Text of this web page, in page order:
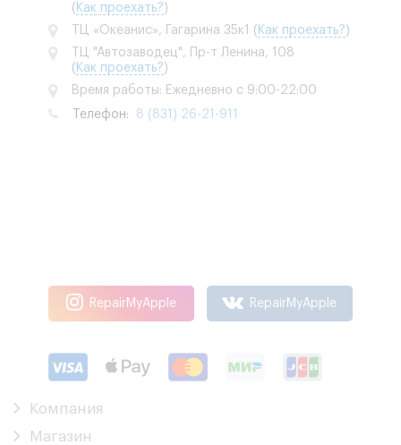
( Как проехать? )
ТЦ «Океанис», Гагарина 35к1
( Как проехать? )
ТЦ "Автозаводец", Пр-т Ленина, 108
( Как проехать? )
Время работы: Ежедневно с 9:00-22:00
Телефон: 8 (831) 26-21-911
RepairMyApple RepairMyApple
Компания
Магазин